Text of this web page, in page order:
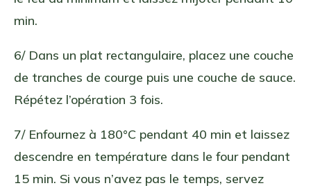
min.
6/ Dans un plat rectangulaire, placez une couche
de tranches de courge puis une couche de sauce.
Répétez l’opération 3 fois.
7/ Enfournez à 180°C pendant 40 min et laissez
descendre en température dans le four pendant
15 min. Si vous n’avez pas le temps, servez